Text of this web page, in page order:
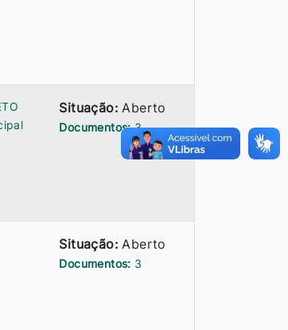
Situação:Aberto
Documentos:3
Situação:Aberto
Documentos: 3